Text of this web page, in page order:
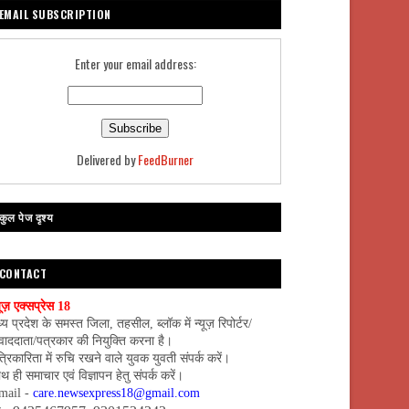
EMAIL SUBSCRIPTION
Enter your email address:
Delivered byFeedBurner
पेज दृश्य
CONTACT
एक्सप्रेस 18
प्रदेश के समस्त जिला, तहसील, ब्लॉक में न्यूज़ रिपोर्टर/
पत्रकार की नियुक्ति करना है।
में रुचि रखने वाले युवक युवती संपर्क करें।
ही समाचार एवं विज्ञापन हेतु संपर्क करें।
- care.newsexpress18@gmail.com